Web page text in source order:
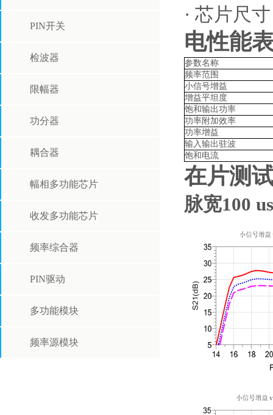
PIN开关
检波器
限幅器
功分器
耦合器
幅相多功能芯片
收发多功能芯片
频率综合器
PIN驱动
多功能模块
频率源模块
· 芯片尺
电性能
参数名称
频率范围
小信号增益
增益平坦度
饱和输出功率
功率附加效率
功率增益
输入输出驻波
饱和电流
在片测
脉宽100